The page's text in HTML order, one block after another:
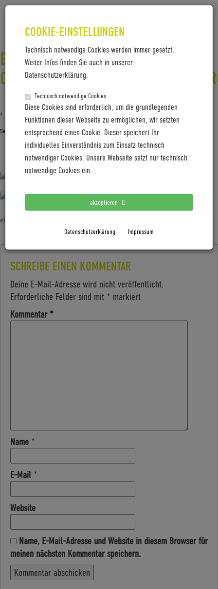
COOKIE-EINSTELLUNGEN
Technisch notwendige Cookies werden immer gesetzt.
Weiter Infos finden Sie auch in unserer
Datenschutzerklärung.
Technisch notwendige Cookies
Diese Cookies sind erforderlich, um die grundlegenden
Funktionen dieser Webseite zu ermöglichen, wir setzten
entsprechend einen Cookie. Dieser speichert Ihr
individuelles Einverständnis zum Einsatz technisch
notwendiger Cookies. Unsere Webseite setzt nur technisch
notwendige Cookies ein.
akzeptieren
Datenschutzerklärung Impressum
E-
‹ Zurück zu E-Cannonball_22_neuerAudi_e_trone
September 26, 2022Gabi Jung — No Comments
E-Cannonball_22_neuerAudi_e_trone
Allgemein
SCHREIBE EINEN KOMMENTAR
Deine E-Mail-Adresse wird nicht veröffentlicht.
Erforderliche Felder sind mit * markiert
Kommentar *
Name *
E-Mail *
Website
Name, E-Mail-Adresse und Website in diesem Browser für
meinen nächsten Kommentar speichern.